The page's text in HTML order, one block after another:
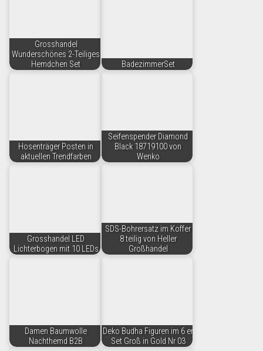
Grosshandel
Wunderschönes 2-Teiliges
Hemdchen Set
BadezimmerSet
Hosenträger Posten in
aktuellen Trendfarben
Seifenspender Diamond
Black 18719100 von
Wenko
Grosshandel LED
Lichterbogen mit 10 LEDs
SDS-Bohrersatz im Koffer
8 teilig von Heller
Großhandel
Damen Baumwolle
Nachthemd B2B
Deko Budha Figuren im 6 er
Set Groß in Gold Nr 03